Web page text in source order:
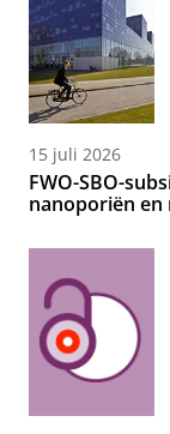
15 juli 2026
FWO-SBO-
nanoporiën en